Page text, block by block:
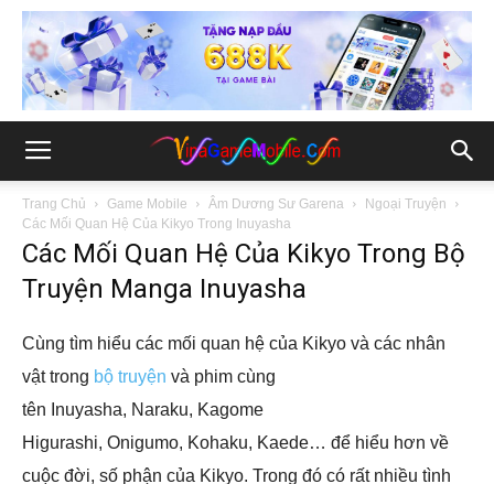
Trang Chủ Game Mobile Âm Dương Sư Garena
Ngoại Truyện
Các Mối Quan Hệ Của Kikyo Trong Inuyasha
Các Mối Quan Hệ Của Kikyo Trong Bộ
Truyện Manga Inuyasha
Cùng tìm hiểu các mối quan hệ của Kikyo và các nhân
vật trong bộ truyện và phim cùng
tên Inuyasha, Naraku, Kagome
Higurashi, Onigumo, Kohaku, Kaede… để hiểu hơn về
cuộc đời, số phận của Kikyo. Trong đó có rất nhiều tình